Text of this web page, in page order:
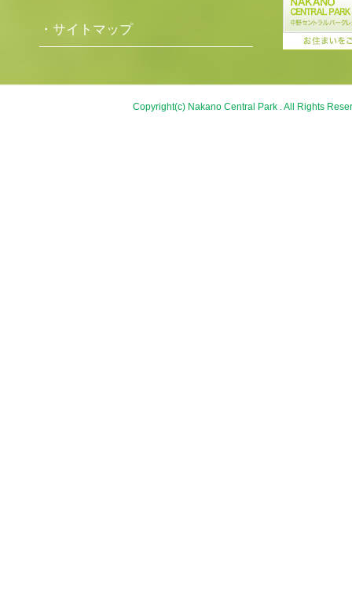
・サイトマップ
Copyright(c) Nakano Central Park . All Rights